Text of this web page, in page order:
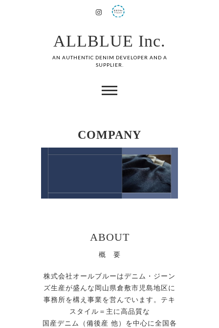
ALLBLUE Inc.
AN AUTHENTIC DENIM DEVELOPER AND A
SUPPLIER.
COMPANY
ABOUT
概 要
株式会社オールブルーはデニム・ジーン
ズ生産が盛んな岡山県倉敷市児島地区に
事務所を構え事業を営んでいます。テキ
スタイル＝主に高品質な
国産デニム（備後産 他）を中心に全国各